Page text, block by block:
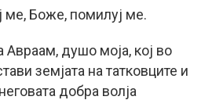
ме, Боже, помилуј ме.
Авраам, душо моја, кој во
земјата на татковците и
добра волја